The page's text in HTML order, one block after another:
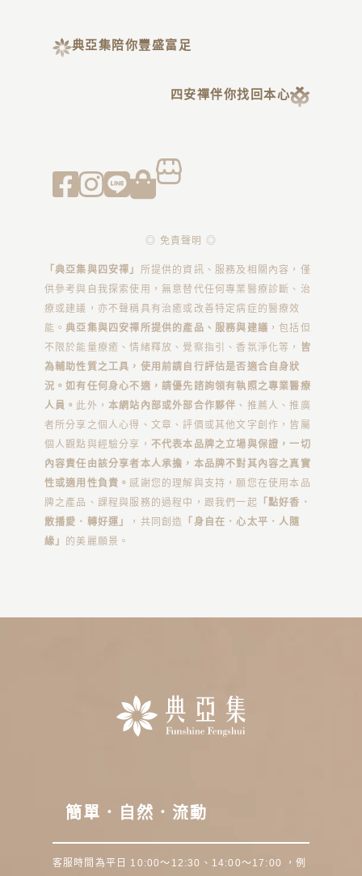
典亞集陪你豐盛富足
四安禪伴你找回本心
◎ 免責聲明 ◎
「典亞集與四安禪」
所提供的資訊、服務及相關內容，僅
供參考與自我探索使用，無意替代任何專業醫療診斷、治
療或建議，亦不聲稱具有治癒或改善特定病症的醫療效
能。典亞集與四安禪所提供的產品、服務與建議 ，包括但
不限於能量療癒、情緒釋放、覺察指引、香氛淨化等， 皆
為輔助性質之工具，使用前請自行評估是否適合自身狀
況。如有任何身心不適，請優先諮詢領有執照之專業醫療
人員。 此外，本網站內部或外部合作夥伴 、推薦人、推廣
者所分享之個人心得、文章、評價或其他文字創作，皆屬
個人觀點與經驗分享， 不代表本品牌之立場與保證，一切
內容責任由該分享者本人承擔，本品牌不對其內容之真實
性或適用性負責。 感謝您的理解與支持，願您在使用本品
牌之產品、課程與服務的過程中，跟我們一起 「點好香．
散播愛．轉好運」
，共同創造
「身自在．心太平．人隨
緣」 的美麗願景。
簡單．自然．流動
客服時間為平日 10:00～12:30、14:00～17:00 ，例